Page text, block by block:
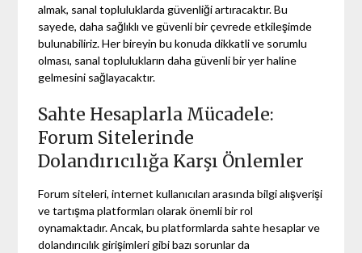
almak, sanal topluluklarda güvenliği artıracaktır. Bu
sayede, daha sağlıklı ve güvenli bir çevrede etkileşimde
bulunabiliriz. Her bireyin bu konuda dikkatli ve sorumlu
olması, sanal toplulukların daha güvenli bir yer haline
gelmesini sağlayacaktır.
Sahte Hesaplarla Mücadele:
Forum Sitelerinde
Dolandırıcılığa Karşı Önlemler
Forum siteleri, internet kullanıcıları arasında bilgi alışverişi
ve tartışma platformları olarak önemli bir rol
oynamaktadır. Ancak, bu platformlarda sahte hesaplar ve
dolandırıcılık girişimleri gibi bazı sorunlar da